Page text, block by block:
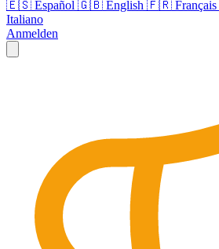
🇪🇸 Español 🇬🇧 English 🇫🇷 Français
Italiano
Anmelden
SEO-Beratung Linkaufbau-Studie
Beratung
SEO-Mentoring
So funktioniert es
Sprache